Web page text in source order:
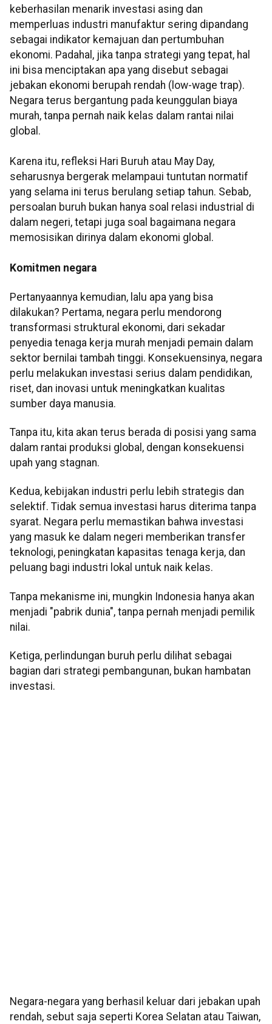
keberhasilan menarik investasi asing dan
memperluas industri manufaktur sering dipandang
sebagai indikator kemajuan dan pertumbuhan
ekonomi. Padahal, jika tanpa strategi yang tepat, hal
ini bisa menciptakan apa yang disebut sebagai
jebakan ekonomi berupah rendah (low-wage trap).
Negara terus bergantung pada keunggulan biaya
murah, tanpa pernah naik kelas dalam rantai nilai
global.
Karena itu, refleksi Hari Buruh atau May Day,
seharusnya bergerak melampaui tuntutan normatif
yang selama ini terus berulang setiap tahun. Sebab,
persoalan buruh bukan hanya soal relasi industrial di
dalam negeri, tetapi juga soal bagaimana negara
memosisikan dirinya dalam ekonomi global.
Komitmen negara
Pertanyaannya kemudian, lalu apa yang bisa
dilakukan? Pertama, negara perlu mendorong
transformasi struktural ekonomi, dari sekadar
penyedia tenaga kerja murah menjadi pemain dalam
sektor bernilai tambah tinggi. Konsekuensinya, negara
perlu melakukan investasi serius dalam pendidikan,
riset, dan inovasi untuk meningkatkan kualitas
sumber daya manusia.
Tanpa itu, kita akan terus berada di posisi yang sama
dalam rantai produksi global, dengan konsekuensi
upah yang stagnan.
Kedua, kebijakan industri perlu lebih strategis dan
selektif. Tidak semua investasi harus diterima tanpa
syarat. Negara perlu memastikan bahwa investasi
yang masuk ke dalam negeri memberikan transfer
teknologi, peningkatan kapasitas tenaga kerja, dan
peluang bagi industri lokal untuk naik kelas.
Tanpa mekanisme ini, mungkin Indonesia hanya akan
menjadi "pabrik dunia", tanpa pernah menjadi pemilik
nilai.
Ketiga, perlindungan buruh perlu dilihat sebagai
bagian dari strategi pembangunan, bukan hambatan
investasi.
Negara-negara yang berhasil keluar dari jebakan upah
rendah, sebut saja seperti Korea Selatan atau Taiwan,